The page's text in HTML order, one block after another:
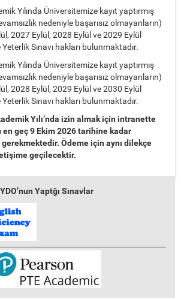
Yılında Üniversitemize kayıt yaptırmış
nedeniyle başarısız olmayanların)
2027 Eylül, 2028 Eylül ve 2029 Eylül
Sınavı hakları bulunmaktadır.
Yılında Üniversitemize kayıt yaptırmış
nedeniyle başarısız olmayanların)
2028 Eylül, 2029 Eylül ve 2030 Eylül
Sınavı hakları bulunmaktadır.
Yılı’nda izin almak için intranette
geç 9 Ekim 2026 tarihine kadar
Ödeme için aynı dilekçe
geçilecektir.
YDO’nun Yaptğı Sınavlar